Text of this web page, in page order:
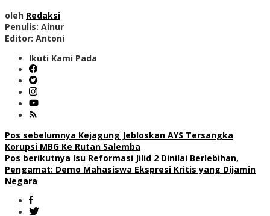
oleh Redaksi
Penulis: Ainur
Editor: Antoni
Ikuti Kami Pada
Navigasi
pos
Pos sebelumnya Kejagung Jebloskan AYS Tersangka
Korupsi MBG Ke Rutan Salemba
Pos berikutnya Isu Reformasi Jilid 2 Dinilai Berlebihan,
Pengamat: Demo Mahasiswa Ekspresi Kritis yang Dijamin
Negara